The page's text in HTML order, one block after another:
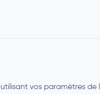
vos paramètres